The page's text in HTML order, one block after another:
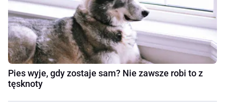
Pies wyje, gdy zostaje sam? Nie zawsze robi to z
tęsknoty